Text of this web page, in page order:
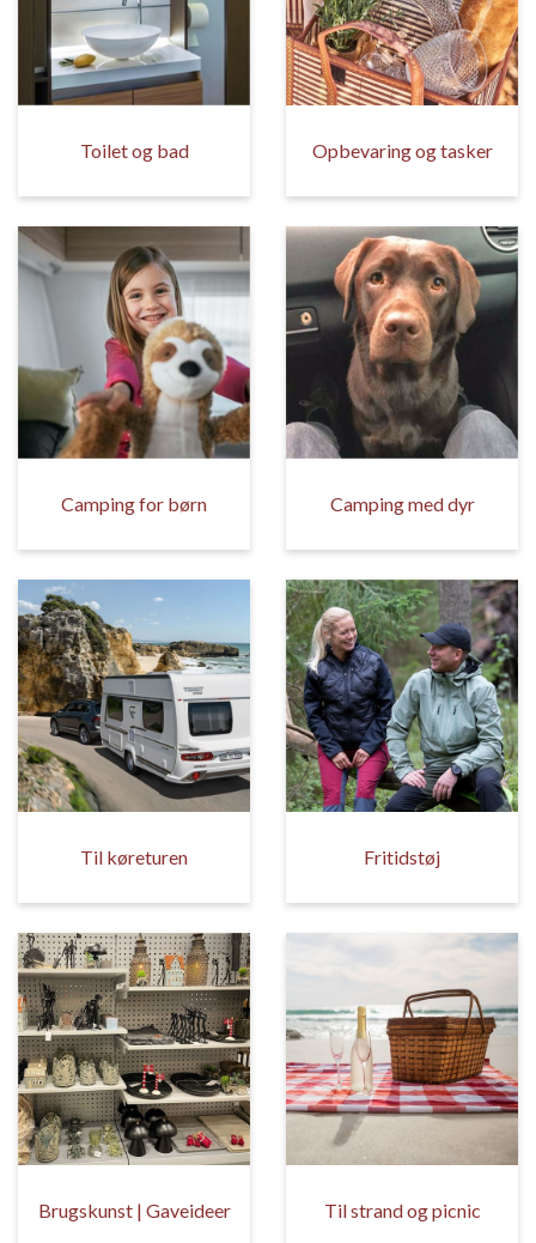
Toilet og bad Opbevaring og tasker
Camping for børn Camping med dyr
Til køreturen Fritidstøj
Brugskunst | Gaveideer Til strand og picnic